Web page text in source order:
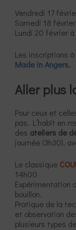
Vendredi 17
Samedi 18
Lundi 20 février
Les inscriptions
Made in Angers.
Aller plus
Pour ceux et
pas, L’habit en
des ateliers de
journée (3h30),
Le classique
14h00
Expérimentation
bouillon.
Pratique de la
et observation
plusieurs types